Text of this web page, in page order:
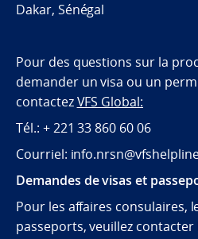
Dakar, Sénégal
Pour des questions sur la
demander un visa ou un
contactezVFS Global:
Tél.: + 221 33 860 60 06
Courriel:
Demandes de visas et
Pour les affaires consulaires,
passeports, veuillez